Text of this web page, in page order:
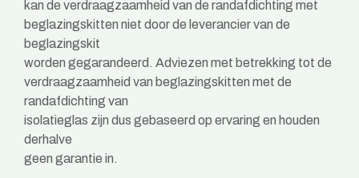
kan de verdraagzaamheid van de randafdichting met
beglazingskitten niet door de leverancier van de
beglazingskit
worden gegarandeerd. Adviezen met betrekking tot de
verdraagzaamheid van beglazingskitten met de
randafdichting van
isolatieglas zijn dus gebaseerd op ervaring en houden
derhalve
geen garantie in.